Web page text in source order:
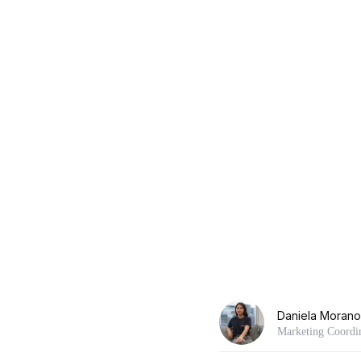
Daniela Morano
Marketing